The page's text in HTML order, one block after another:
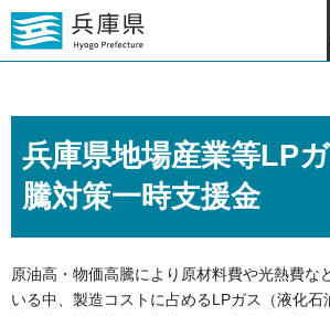
兵庫県地場産業等LP
騰対策一時支援金
原油高・物価高騰により原材料費や光熱費な
いる中、製造コストに占めるLPガス（液化